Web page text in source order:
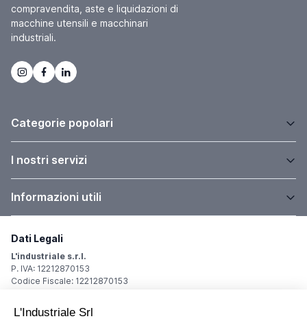
compravendita, aste e liquidazioni di
macchine utensili e macchinari
industriali.
Categorie popolari
I nostri servizi
Informazioni utili
Dati Legali
L'industriale s.r.l.
P. IVA: 12212870153
Codice Fiscale: 12212870153
Sede Legale